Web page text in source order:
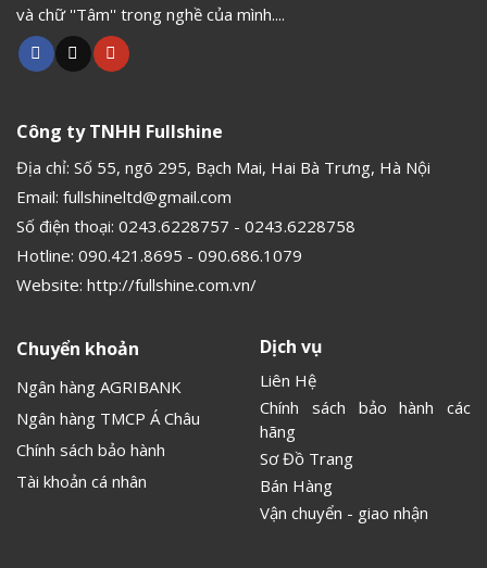
và chữ ''Tâm'' trong nghề của mình....
Công ty TNHH Fullshine
Địa chỉ: Số 55, ngõ 295, Bạch Mai, Hai Bà Trưng, Hà Nội
Email: fullshineltd@gmail.com
Số điện thoại: 0243.6228757 - 0243.6228758
Hotline: 090.421.8695 - 090.686.1079
Website: http://fullshine.com.vn/
Chuyển khoản
Ngân hàng AGRIBANK
Ngân hàng TMCP Á Châu
Chính sách bảo hành
Tài khoản cá nhân
Dịch vụ
Liên Hệ
Chính sách bảo hành các
hãng
Sơ Đồ Trang
Bán Hàng
Vận chuyển - giao nhận